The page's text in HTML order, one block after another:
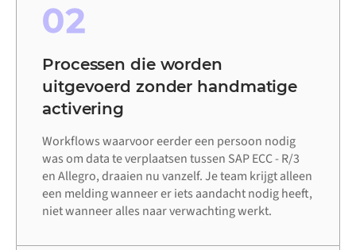
02
Processen die worden
uitgevoerd zonder handmatige
activering
Workflows waarvoor eerder een persoon nodig
was om data te verplaatsen tussen SAP ECC - R/3
en Allegro, draaien nu vanzelf. Je team krijgt alleen
een melding wanneer er iets aandacht nodig heeft,
niet wanneer alles naar verwachting werkt.